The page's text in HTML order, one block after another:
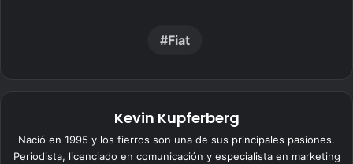
Fiat
Kevin Kupferberg
Nació en 1995 y los fierros son una de sus principales pasiones.
Periodista, licenciado en comunicación y especialista en marketing